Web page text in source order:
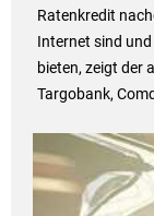
Ratenkredit
Internet sind und
bieten, zeigt der
Targobank,